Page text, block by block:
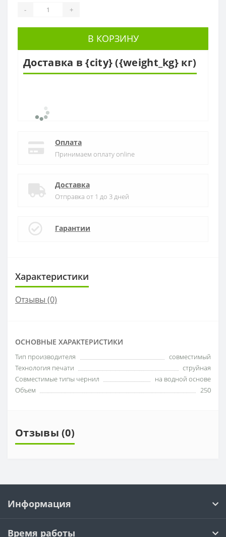
- +
В КОРЗИНУ
Доставка в {city} ({weight_kg} кг)
Оплата
Принимаем оплату online
Доставка
Отправка от 1 до 3 дней
Гарантии
Характеристики
Отзывы (0)
ОСНОВНЫЕ ХАРАКТЕРИСТИКИ
Тип производителя
совместимый
Технология печати
струйная
Совместимые типы чернил
на водной основе
Объем
250
Отзывы (0)
Информация
Время работы